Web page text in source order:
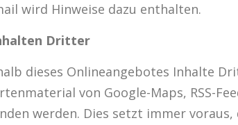
wird Hinweise dazu enthalten.
Dritter
dieses Onlineangebotes Inhalte
von Google-Maps, RSS-
werden. Dies setzt immer